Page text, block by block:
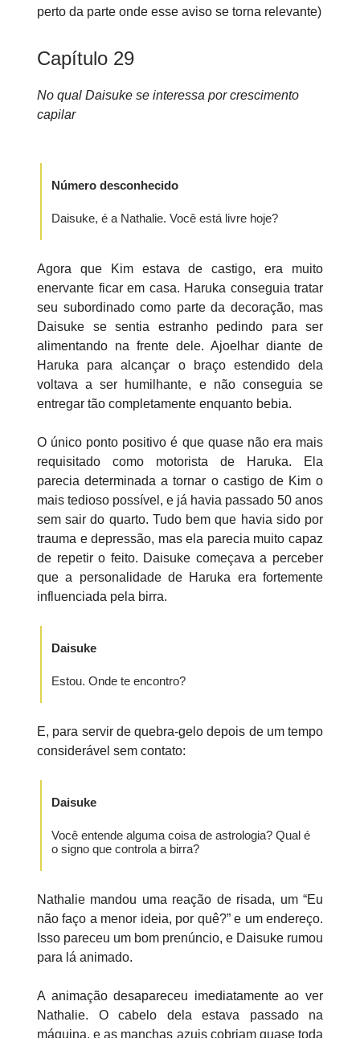
perto da parte onde esse aviso se torna relevante)
Capítulo 29
No qual Daisuke se interessa por crescimento
capilar
Número desconhecido
Daisuke, é a Nathalie. Você está livre hoje?
Agora que Kim estava de castigo, era muito
enervante ficar em casa. Haruka conseguia tratar
seu subordinado como parte da decoração, mas
Daisuke se sentia estranho pedindo para ser
alimentando na frente dele. Ajoelhar diante de
Haruka para alcançar o braço estendido dela
voltava a ser humilhante, e não conseguia se
entregar tão completamente enquanto bebia.
O único ponto positivo é que quase não era mais
requisitado como motorista de Haruka. Ela
parecia determinada a tornar o castigo de Kim o
mais tedioso possível, e já havia passado 50 anos
sem sair do quarto. Tudo bem que havia sido por
trauma e depressão, mas ela parecia muito capaz
de repetir o feito. Daisuke começava a perceber
que a personalidade de Haruka era fortemente
influenciada pela birra.
Daisuke
Estou. Onde te encontro?
E, para servir de quebra-gelo depois de um tempo
considerável sem contato:
Daisuke
Você entende alguma coisa de astrologia? Qual é
o signo que controla a birra?
Nathalie mandou uma reação de risada, um “Eu
não faço a menor ideia, por quê?” e um endereço.
Isso pareceu um bom prenúncio, e Daisuke rumou
para lá animado.
A animação desapareceu imediatamente ao ver
Nathalie. O cabelo dela estava passado na
máquina, e as manchas azuis cobriam quase toda